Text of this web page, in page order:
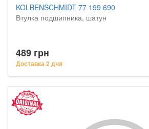
KOLBENSCHMIDT 77 199 690
Втулка подшипника, шатун
489 грн
Доставка 2 дня